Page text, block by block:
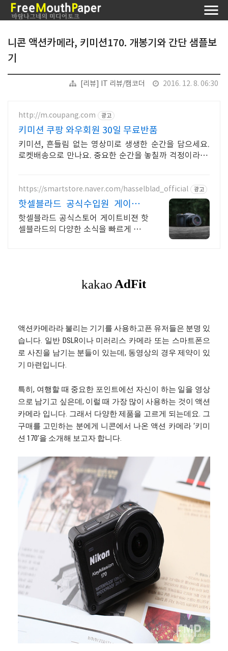
니콘 액션카메라, 키미션170. 개봉기와 간단 샘플보
기
[리뷰] IT 리뷰/캠코더 2016. 12. 8. 06:30
http://m.coupang.com 광고
키미션 쿠팡 와우회원 30일 무료반품
키미션, 흔들림 없는 영상미로 생생한 순간을 담으세요.
로켓배송으로 만나요. 중요한 순간을 놓칠까 걱정이라면,
https://smartstore.naver.com/hasselblad_official 광고
핫셀블라드 공식수입원 게이트비
젼
핫셀블라드 공식스토어 게이트비젼 핫
셀블라드의 다양한 소식을 빠르게 만나
액션카메라라 불리는 기기를 사용하고픈 유저들은 분명 있
습니다. 일반 DSLR이나 미러리스 카메라 또는 스마트폰으
로 사진을 남기는 분들이 있는데, 동영상의 경우 제약이 있
기 마련입니다.
특히, 여행할 때 중요한 포인트에선 자신이 하는 일을 영상
으로 남기고 싶은데, 이럴 때 가장 많이 사용하는 것이 액션
카메라 입니다. 그래서 다양한 제품을 고르게 되는데요. 그
구매를 고민하는 분에게 니콘에서 나온 액션 카메라 ‘키미
션 170’을 소개해 보고자 합니다.